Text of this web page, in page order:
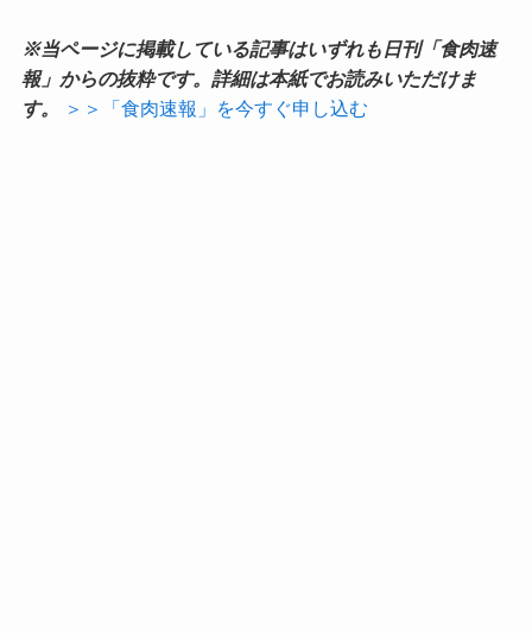
※当ページに掲載している記事はいずれも日刊「食肉速
報」からの抜粋です。詳細は本紙でお読みいただけま
す。
＞＞「食肉速報」を今すぐ申し込む